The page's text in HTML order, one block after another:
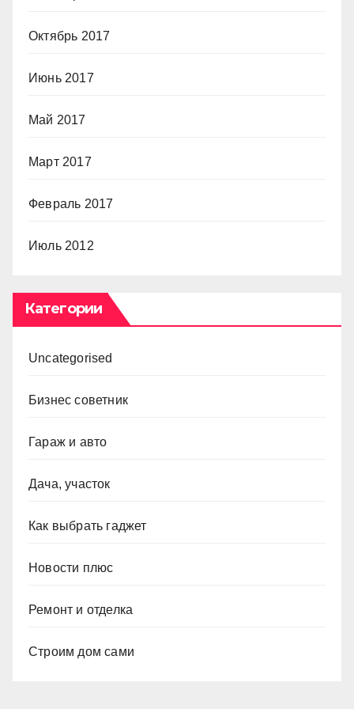
Октябрь 2017
Июнь 2017
Май 2017
Март 2017
Февраль 2017
Июль 2012
Категории
Uncategorised
Бизнес советник
Гараж и авто
Дача, участок
Как выбрать гаджет
Новости плюс
Ремонт и отделка
Строим дом сами